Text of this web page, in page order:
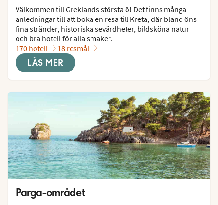
Välkommen till Greklands största ö! Det finns många
anledningar till att boka en resa till Kreta, däribland öns
fina stränder, historiska sevärdheter, bildsköna natur
och bra hotell för alla smaker.
170 hotell
18 resmål
LÄS MER
Parga-området